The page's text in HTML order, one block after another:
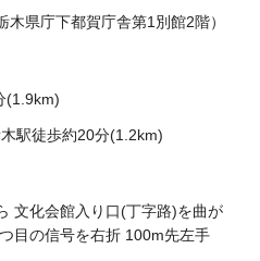
県庁下都賀庁舎第1別館2階）
(1.9km)
駅徒歩約20分(1.2km)
文化会館入り口(丁字路)を曲が
目の信号を右折 100m先左手